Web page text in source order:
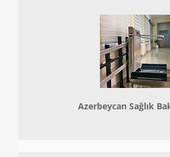
Azerbeycan Sağlık